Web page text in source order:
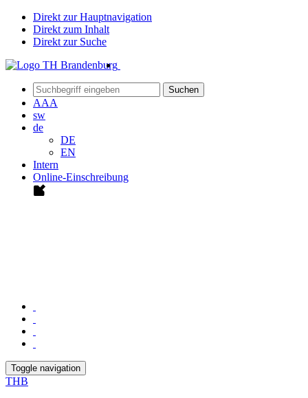
Direkt zur Hauptnavigation
Direkt zum Inhalt
Direkt zur Suche
Suchen
AAA
sw
de
DE
EN
Intern
Online-Einschreibung
Toggle navigation
THB